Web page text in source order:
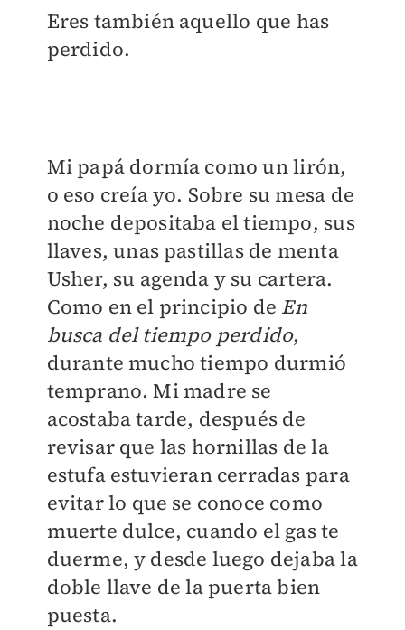
Eres también aquello que has
perdido.
Mi papá dormía como un lirón,
o eso creía yo. Sobre su mesa de
noche depositaba el tiempo, sus
llaves, unas pastillas de menta
Usher, su agenda y su cartera.
Como en el principio de En
busca del tiempo perdido,
durante mucho tiempo durmió
temprano. Mi madre se
acostaba tarde, después de
revisar que las hornillas de la
estufa estuvieran cerradas para
evitar lo que se conoce como
muerte dulce, cuando el gas te
duerme, y desde luego dejaba la
doble llave de la puerta bien
puesta.